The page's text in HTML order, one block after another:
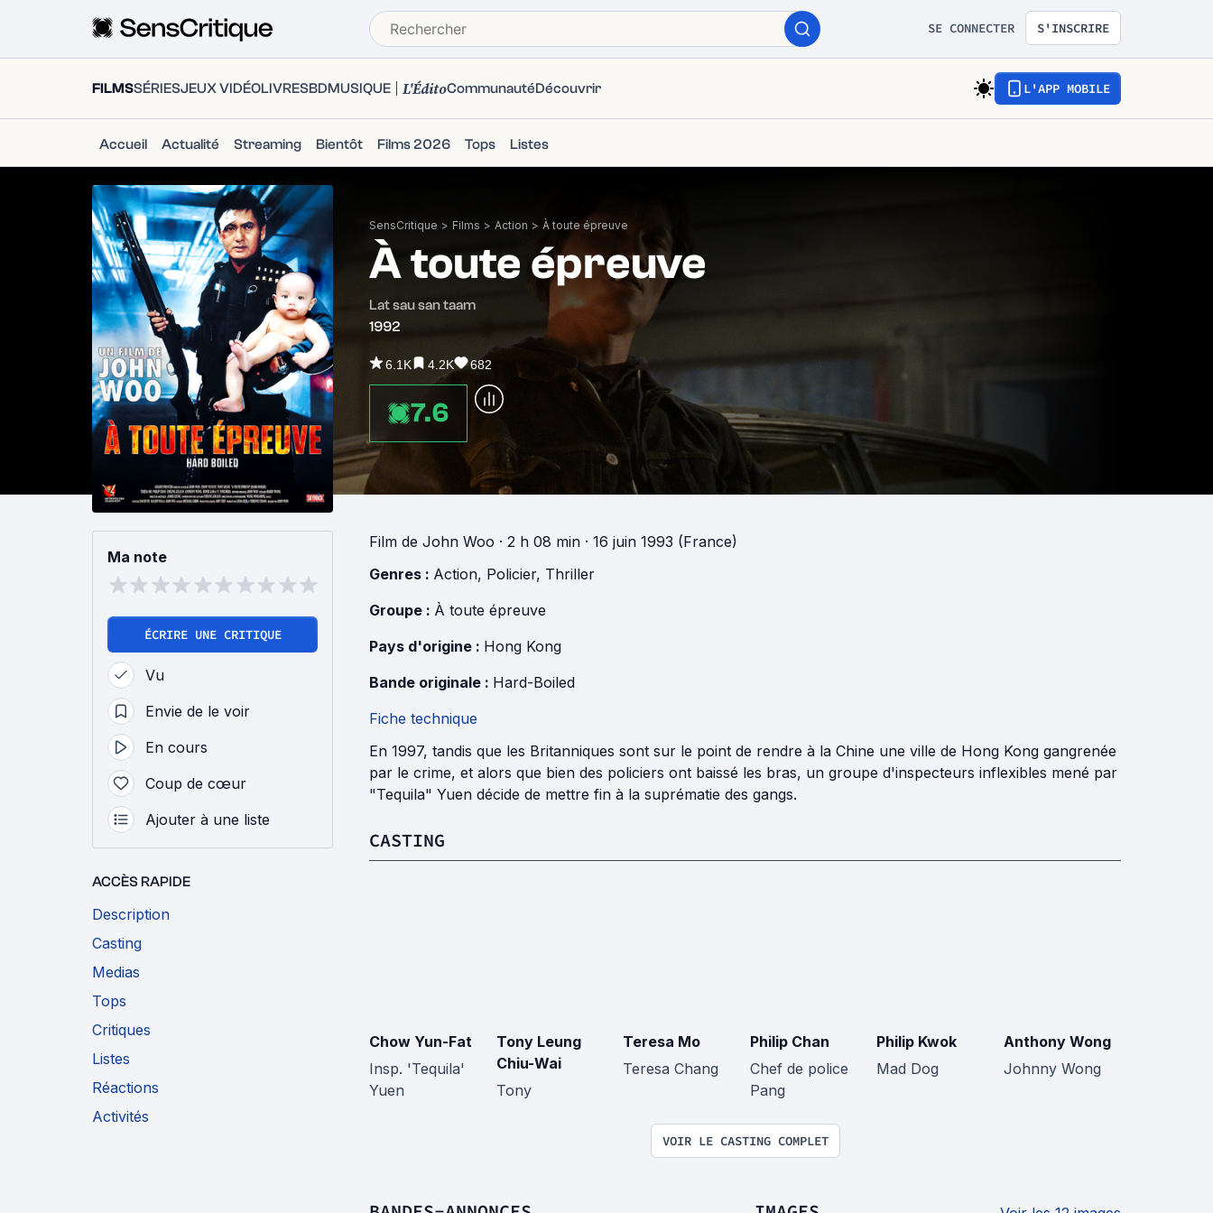
SE CONNECTER S'INSCRIRE
FILMSSÉRIESJEUX VIDÉOLIVRESBDMUSIQUE L'ÉditoCommunautéDécouvrir L'APP MOBILE
Accueil Actualité Streaming Bientôt Films 2026 Tops Listes
SensCritique > Films > Action > À toute épreuve
À toute épreuve
Lat sau san taam
1992
6.1K 4.2K 682
7.6
Ma note
ÉCRIRE UNE CRITIQUE
Vu
Envie de le voir
En cours
Coup de cœur
Ajouter à une liste
ACCÈS RAPIDE
Description
Casting
Medias
Tops
Critiques
Listes
Réactions
Activités
Film de John Woo · 2 h 08 min · 16 juin 1993 (France)
Genres : Action, Policier, Thriller
Groupe : À toute épreuve
Pays d'origine : Hong Kong
Bande originale : Hard-Boiled
Fiche technique
En 1997, tandis que les Britanniques sont sur le point de rendre à la Chine une ville de Hong Kong gangrenée
par le crime, et alors que bien des policiers ont baissé les bras, un groupe d'inspecteurs inflexibles mené par
"Tequila" Yuen décide de mettre fin à la suprématie des gangs.
CASTING
Chow Yun-Fat
Insp. 'Tequila'
Yuen
Tony Leung
Chiu-Wai
Tony
Teresa Mo
Teresa Chang
Philip Chan
Chef de police
Pang
Philip Kwok
Mad Dog
Anthony Wong
Johnny Wong
VOIR LE CASTING COMPLET